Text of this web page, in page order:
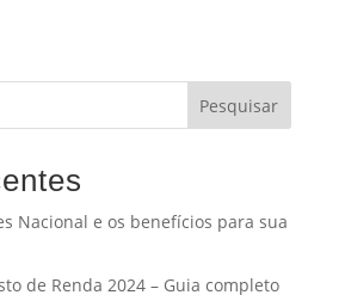
Pesquisar
Nacional e os benefícios para sua
de Renda 2024 – Guia completo